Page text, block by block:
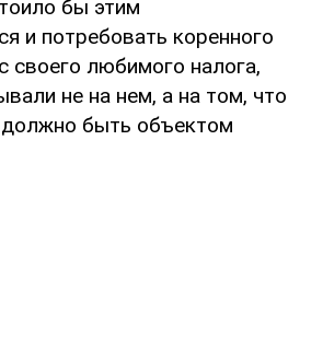
бы этим
и потребовать коренного
своего любимого налога,
не на нем, а на том, что
должно быть объектом